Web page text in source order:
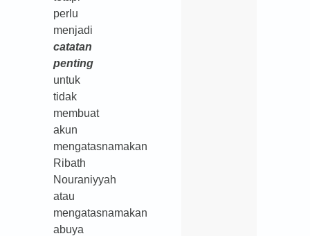
perlu
menjadi
catatan
penting
untuk
tidak
membuat
akun
mengatasnamakan
Ribath
Nouraniyyah
atau
mengatasnamakan
abuya